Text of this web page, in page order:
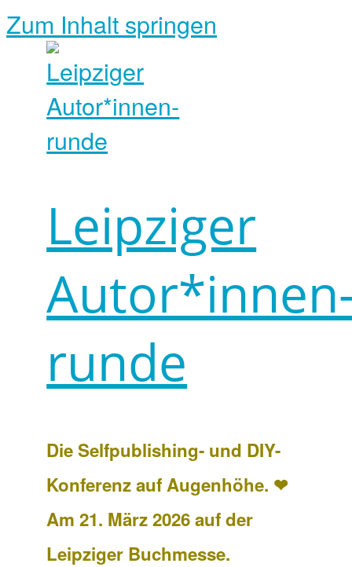
Zum Inhalt springen
Leipziger
runde
Die Selfpublishing- und DIY-
Konferenz auf Augenhöhe. ❤
Am 21. März 2026 auf der
Leipziger Buchmesse.